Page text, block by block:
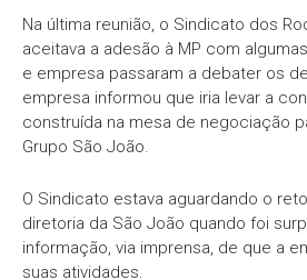
Na última reunião, o Sindicato dos
aceitava a adesão à MP com
e empresa passaram a debater os
empresa informou que iria levar a
construída na mesa de negociação
Grupo São João.
O Sindicato estava aguardando o
diretoria da São João quando foi
informação, via imprensa, de que a
suas atividades.